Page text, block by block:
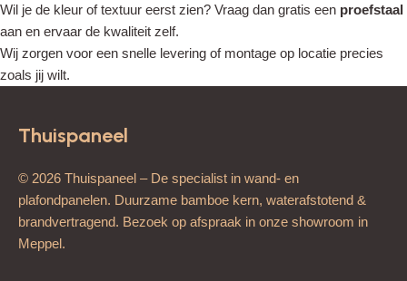
Wil je de kleur of textuur eerst zien? Vraag dan gratis een proefstaal
aan en ervaar de kwaliteit zelf.
Wij zorgen voor een snelle levering of montage op locatie precies
zoals jij wilt.
Thuispaneel
© 2026 Thuispaneel – De specialist in wand- en
plafondpanelen. Duurzame bamboe kern, waterafstotend &
brandvertragend. Bezoek op afspraak in onze showroom in
Meppel.